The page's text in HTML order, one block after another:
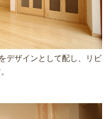
デザインとして配し、リビ